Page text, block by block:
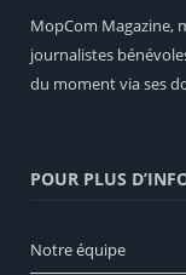
MopCom Magazine,
journalistes
du moment via ses
POUR PLUS
Notre équipe